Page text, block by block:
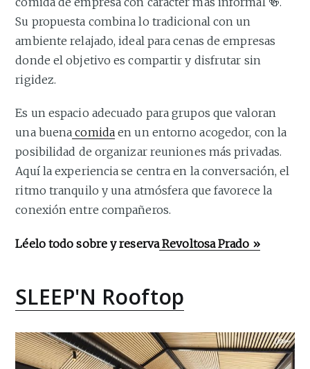
Su propuesta combina lo tradicional con un
ambiente relajado, ideal para cenas de empresas
donde el objetivo es compartir y disfrutar sin
rigidez.
Es un espacio adecuado para grupos que valoran
una buena comida en un entorno acogedor, con la
posibilidad de organizar reuniones más privadas.
Aquí la experiencia se centra en la conversación, el
ritmo tranquilo y una atmósfera que favorece la
conexión entre compañeros.
Léelo todo sobre y reservaRevoltosa Prado »
SLEEP'N Rooftop